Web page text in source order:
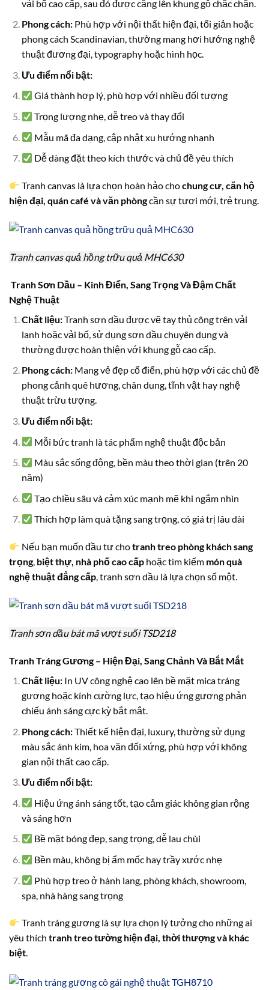
vải bố cao cấp, sau đó được căng lên khung gỗ chắc chắn.
Phong cách:Phù hợp với nội thất hiện đại, tối giản hoặc
phong cách Scandinavian, thường mang hơi hướng nghệ
thuật đương đại, typography hoặc hình học.
Ưu điểm nổi bật:
Giá thành hợp lý, phù hợp với nhiều đối tượng
Trọng lượng nhẹ, dễ treo và thay đổi
Mẫu mã đa dạng, cập nhật xu hướng nhanh
Dễ dàng đặt theo kích thước và chủ đề yêu thích
Tranh canvas là lựa chọn hoàn hảo chochung cư, căn hộ
hiện đại, quán café và văn phòngcần sự tươi mới, trẻ trung.
Tranh canvas quả hồng trữu quả MHC630
Tranh Sơn Dầu – Kinh Điển, Sang Trọng Và Đậm Chất
Nghệ Thuật
Chất liệu:Tranh sơn dầu được vẽ tay thủ công trên vải
lanh hoặc vải bố, sử dụng sơn dầu chuyên dụng và
thường được hoàn thiện với khung gỗ cao cấp.
Phong cách:Mang vẻ đẹp cổ điển, phù hợp với các chủ đề
phong cảnh quê hương, chân dung, tĩnh vật hay nghệ
thuật trừu tượng.
Ưu điểm nổi bật:
Mỗi bức tranh là tác phẩm nghệ thuật độc bản
Màu sắc sống động, bền màu theo thời gian (trên 20
năm)
Tạo chiều sâu và cảm xúc mạnh mẽ khi ngắm nhìn
Thích hợp làm quà tặng sang trọng, có giá trị lâu dài
Nếu bạn muốn đầu tư chotranh treo phòng khách sang
trọng, biệt thự, nhà phố cao cấp hoặc tìm kiếm món quà
nghệ thuật đẳng cấp, tranh sơn dầu là lựa chọn số một.
Tranh sơn dầu bát mã vượt suối TSD218
Tranh Tráng Gương – Hiện Đại, Sang Chảnh Và Bắt Mắt
Chất liệu:In UV công nghệ cao lên bề mặt mica tráng
gương hoặc kính cường lực, tạo hiệu ứng gương phản
chiếu ánh sáng cực kỳ bắt mắt.
Phong cách:Thiết kế hiện đại, luxury, thường sử dụng
màu sắc ánh kim, hoa văn đối xứng, phù hợp với không
gian nội thất cao cấp.
Ưu điểm nổi bật:
Hiệu ứng ánh sáng tốt, tạo cảm giác không gian rộng
và sáng hơn
Bề mặt bóng đẹp, sang trọng, dễ lau chùi
Bền màu, không bị ẩm mốc hay trầy xước nhẹ
Phù hợp treo ở hành lang, phòng khách, showroom,
spa, nhà hàng sang trọng
Tranh tráng gương là sự lựa chọn lý tưởng cho những ai
yêu thích tranh treo tường hiện đại, thời thượng và khác
biệt.